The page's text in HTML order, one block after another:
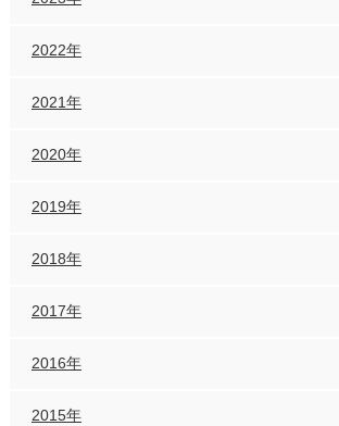
2022年
2021年
2020年
2019年
2018年
2017年
2016年
2015年